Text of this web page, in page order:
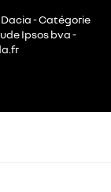
- Catégorie
Ipsos bva -